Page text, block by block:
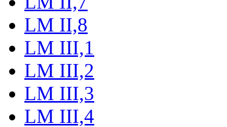
LM II,8
LM III,1
LM III,2
LM III,3
LM III,4